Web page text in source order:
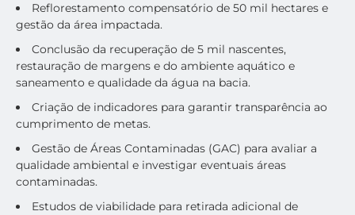
Reflorestamento compensatório de 50 mil hectares e
gestão da área impactada.
Conclusão da recuperação de 5 mil nascentes,
restauração de margens e do ambiente aquático e
saneamento e qualidade da água na bacia.
Criação de indicadores para garantir transparência ao
cumprimento de metas.
Gestão de Áreas Contaminadas (GAC) para avaliar a
qualidade ambiental e investigar eventuais áreas
contaminadas.
Estudos de viabilidade para retirada adicional de